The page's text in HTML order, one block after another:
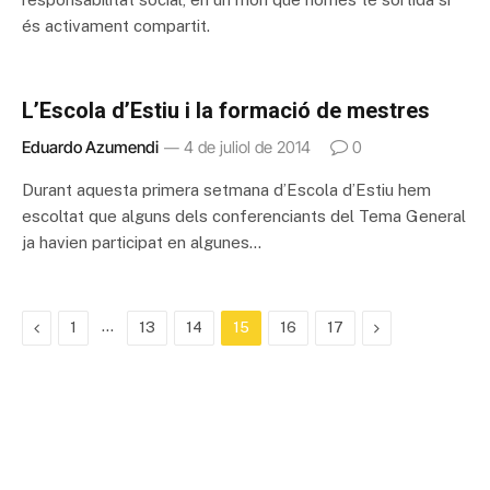
és activament compartit.
L’Escola d’Estiu i la formació de mestres
Eduardo Azumendi 4 de juliol de 2014 0
Durant aquesta primera setmana d’Escola d’Estiu hem
escoltat que alguns dels conferenciants del Tema General
ja havien participat en algunes…
Previous
1 … 13 14 15 16 17 Next